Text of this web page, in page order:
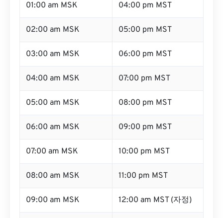
01:00 am MSK 04:00 pm MST
02:00 am MSK 05:00 pm MST
03:00 am MSK 06:00 pm MST
04:00 am MSK 07:00 pm MST
05:00 am MSK 08:00 pm MST
06:00 am MSK 09:00 pm MST
07:00 am MSK 10:00 pm MST
08:00 am MSK 11:00 pm MST
09:00 am MSK 12:00 am MST (자정)